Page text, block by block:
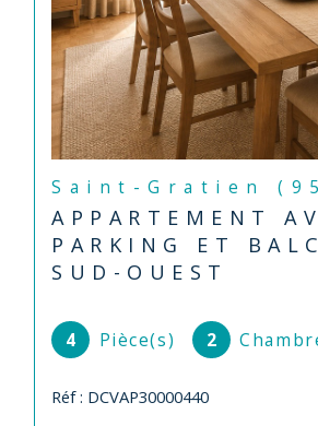
Saint-Gratien
APPARTEMENT
PARKING ET
SUD-OUEST
4 Pièce(s) 2
Réf : DCVAP30000440